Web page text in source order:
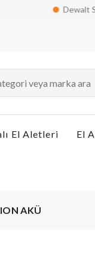
Dewalt
El Aletleri El
AKÜ